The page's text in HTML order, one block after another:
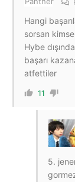
Hangi
sorsan
Hybe
başarı
atfettiler
11
5.